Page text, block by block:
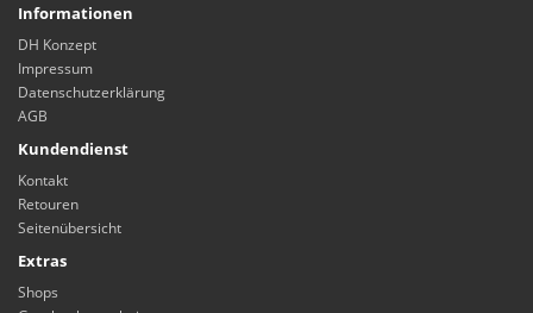
Informationen
DH Konzept
Impressum
Datenschutzerklärung
AGB
Kundendienst
Kontakt
Retouren
Seitenübersicht
Extras
Shops